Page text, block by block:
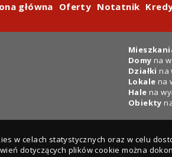
główna Oferty Notatnik
Domy na
Działki na
Lokale na
Hale na
Obiekty
w celach statystycznych oraz w celu
dotyczących plików cookie można